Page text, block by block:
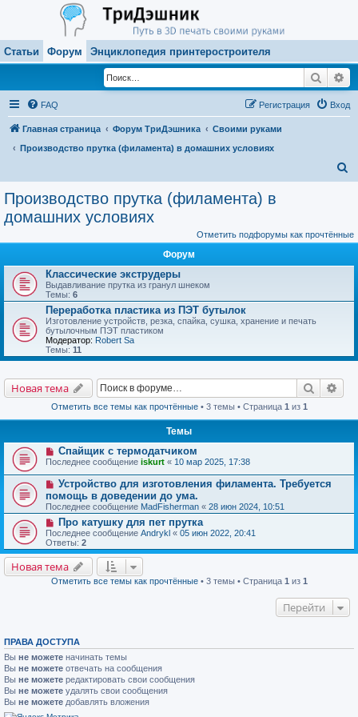
Статьи Форум Энциклопедия принтеростроителя
Поиск
FAQ Вход
Регистрация
Главная страница Форум ТриДэшника
Своими руками
Производство прутка (филамента) в домашних условиях
к
Производство прутка (филамента) в
домашних условиях
Отметить подфорумы как прочтённые
Форум
Классические экструдеры
Выдавливание прутка из гранул шнеком
Темы: 6
Переработка пластика из ПЭТ бутылок
Изготовление устройств, резка, спайка, сушка, хранение и печать
бутылочным ПЭТ пластиком
Модератор: Robert Sa
Темы: 11
Новая тема Поиск
Отметить все темы как прочтённые• 3 темы • Страница 1 из 1
Темы
Спайщик с термодатчиком
Последнее сообщение iskurt « 10 мар 2025, 17:38
Устройство для изготовления филамента. Требуется
помощь в доведении до ума.
Последнее сообщение MadFisherman « 28 июн 2024, 10:51
Про катушку для пет прутка
Последнее сообщение Andrykl « 05 июн 2022, 20:41
Ответы: 2
Новая тема
Отметить все темы как прочтённые• 3 темы • Страница 1 из 1
Перейти
ПРАВА ДОСТУПА
Вы не можете начинать темы
Вы не можете отвечать на сообщения
Вы не можете редактировать свои сообщения
Вы не можете удалять свои сообщения
Вы не можете добавлять вложения